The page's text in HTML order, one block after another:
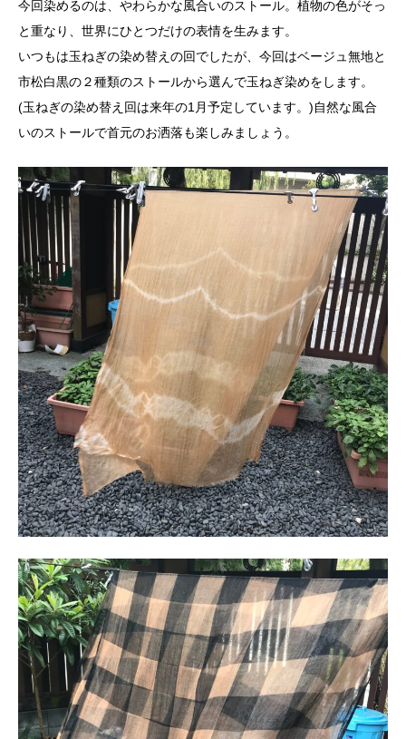
今回染めるのは、やわらかな風合いのストール。植物の色がそっ
と重なり、世界にひとつだけの表情を生みます。
いつもは玉ねぎの染め替えの回でしたが、今回はベージュ無地と
市松白黒の２種類のストールから選んで玉ねぎ染めをします。
(玉ねぎの染め替え回は来年の1月予定しています。)自然な風合
いのストールで首元のお洒落も楽しみましょう。